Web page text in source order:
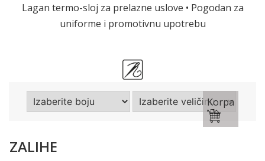
Lagan termo-sloj za prelazne uslove • Pogodan za
uniforme i promotivnu upotrebu
Korpa
ZALIHE